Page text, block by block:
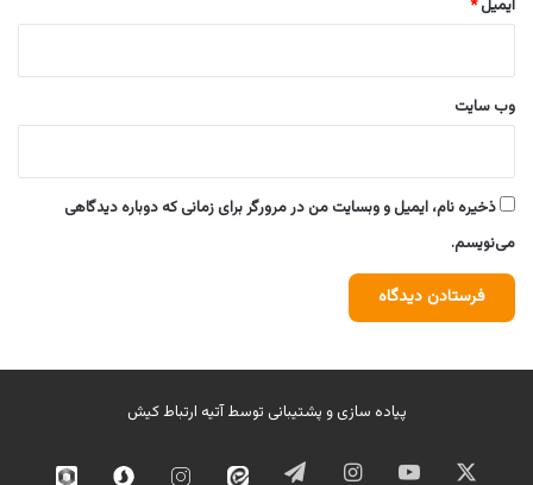
ایمیل*
وب‌ سایت
ذخیره نام، ایمیل و وبسایت من در مرورگر برای زمانی که دوباره دیدگاهی
می‌نویسم.
پیاده سازی و پشتیبانی توسطآتیه ارتباط کیش
ایکس یوتیوب اینستاگرامتلگرام ایتا اینستاگرامسروش